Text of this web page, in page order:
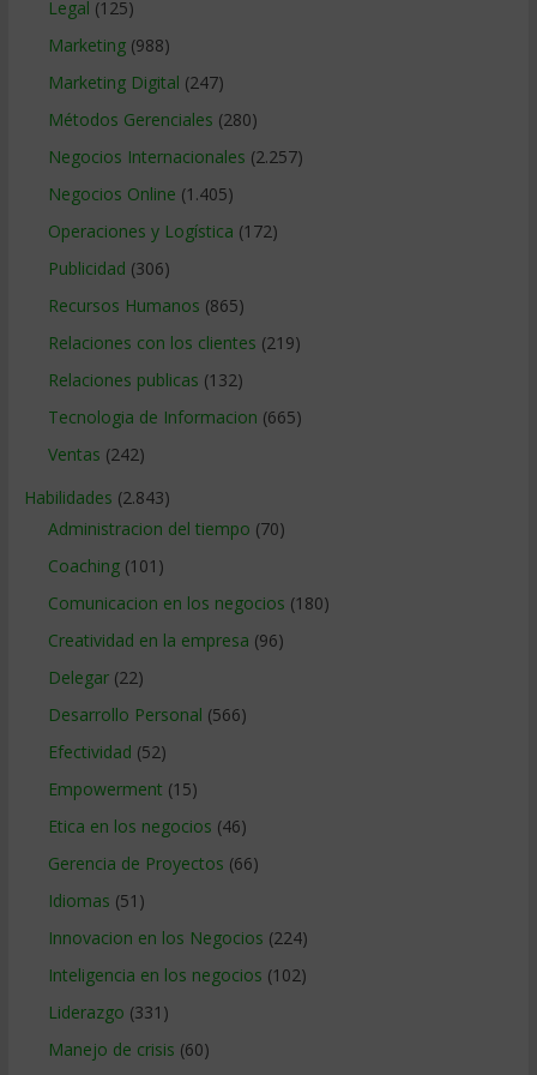
Legal (125)
Marketing(988)
Marketing Digital (247)
Métodos Gerenciales (280)
Negocios Internacionales (2.257)
Negocios Online (1.405)
Operaciones y Logística (172)
Publicidad (306)
Recursos Humanos (865)
Relaciones con los clientes (219)
Relaciones publicas (132)
Tecnologia de Informacion (665)
Ventas (242)
Habilidades (2.843)
Administracion del tiempo (70)
Coaching(101)
Comunicacion en los negocios (180)
Creatividad en la empresa (96)
Delegar(22)
Desarrollo Personal (566)
Efectividad (52)
Empowerment (15)
Etica en los negocios (46)
Gerencia de Proyectos (66)
Idiomas (51)
Innovacion en los Negocios (224)
Inteligencia en los negocios (102)
Liderazgo (331)
Manejo de crisis (60)